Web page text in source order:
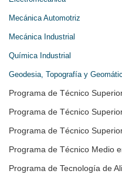
Mecánica Automotriz
Mecánica Industrial
Química Industrial
Geodesia, Topografía y
Programa de Técnico
Programa de Técnico
Programa de Técnico
Programa de Técnico Medio
Programa de Tecnología de